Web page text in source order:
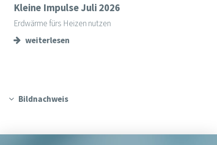
Kleine Impulse Juli 2026
Erdwärme fürs Heizen nutzen
weiterlesen
Bildnachweis